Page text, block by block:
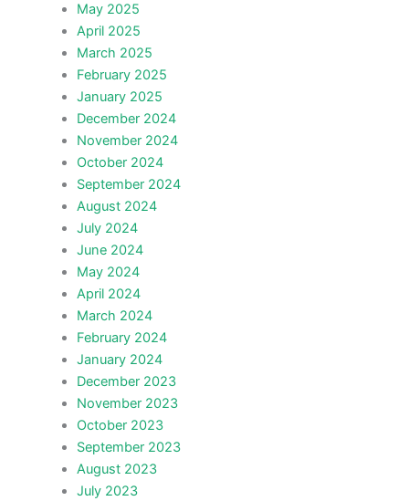
May 2025
April 2025
March 2025
February 2025
January 2025
December 2024
November 2024
October 2024
September 2024
August 2024
July 2024
June 2024
May 2024
April 2024
March 2024
February 2024
January 2024
December 2023
November 2023
October 2023
September 2023
August 2023
July 2023